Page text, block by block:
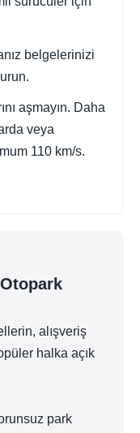
belgelerinizi
aşmayın. Daha
veya
110 km/s.
Otopark
alışveriş
halka açık
park